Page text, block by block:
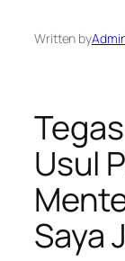
Written by
Usul
Saya